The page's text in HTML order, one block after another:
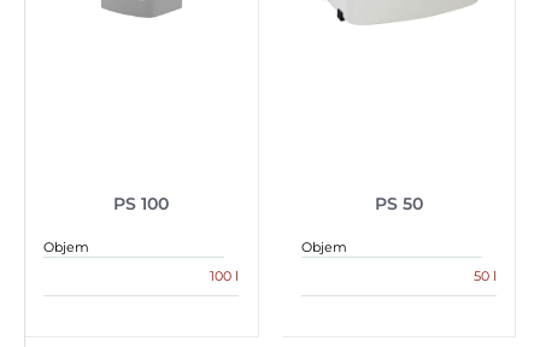
PS 100
Objem
100 l
PS 50
Objem
50 l